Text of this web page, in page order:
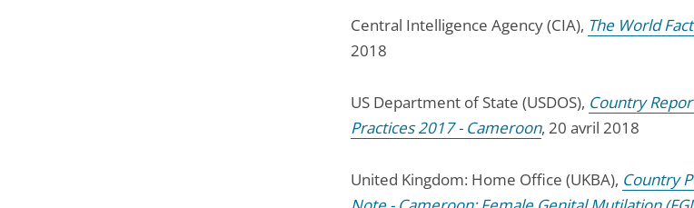
Central Intelligence Agency (CIA), The World
2018
US Department of State (USDOS), Country
Practices 2017 - Cameroon, 20 avril 2018
United Kingdom: Home Office (UKBA), Country